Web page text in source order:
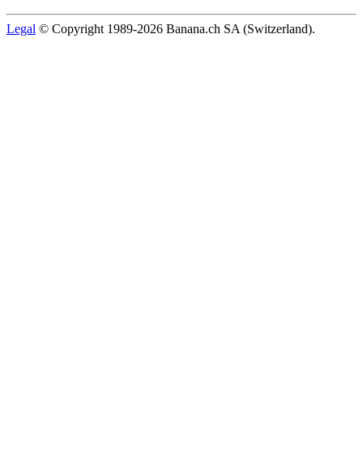
Legal © Copyright 1989-2026 Banana.ch SA (Switzerland).